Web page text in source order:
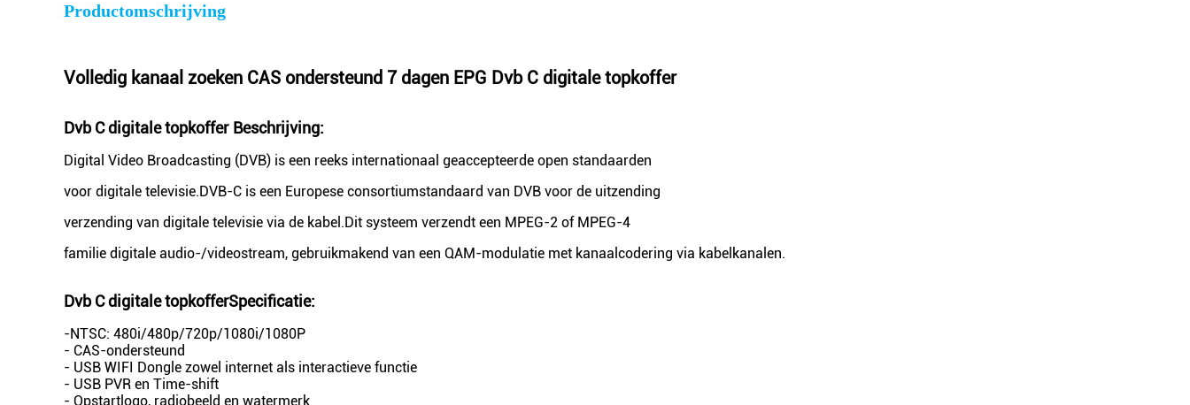
Productomschrijving
Volledig kanaal zoeken CAS ondersteund 7 dagen EPG Dvb C digitale topkoffer
Dvb C digitale topkoffer Beschrijving:
Digital Video Broadcasting (DVB) is een reeks internationaal geaccepteerde open standaarden
voor digitale televisie.DVB-C is een Europese consortiumstandaard van DVB voor de uitzending
verzending van digitale televisie via de kabel.Dit systeem verzendt een MPEG-2 of MPEG-4
familie digitale audio-/videostream, gebruikmakend van een QAM-modulatie met kanaalcodering via kabelkanalen.
Dvb C digitale topkofferSpecificatie:
-NTSC: 480i/480p/720p/1080i/1080P
- CAS-ondersteund
- USB WIFI Dongle zowel internet als interactieve functie
- USB PVR en Time-shift
- Opstartlogo, radiobeeld en watermerk